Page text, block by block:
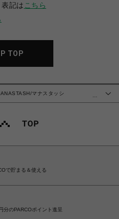
記は こちら
TOP
マナスタッシ
で貯まる＆使える
分のPARCOポイント進呈